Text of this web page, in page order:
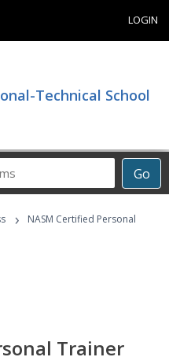
LOGIN
Technical School
Go
›
NASM Certified Personal
Trainer